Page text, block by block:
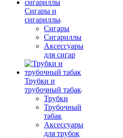
Сигары и
сигариллы
Сигары
Сигариллы
Аксессуары
для сигар
Трубки и
трубочный табак
Трубки
Трубочный
табак
Аксессуары
для трубок